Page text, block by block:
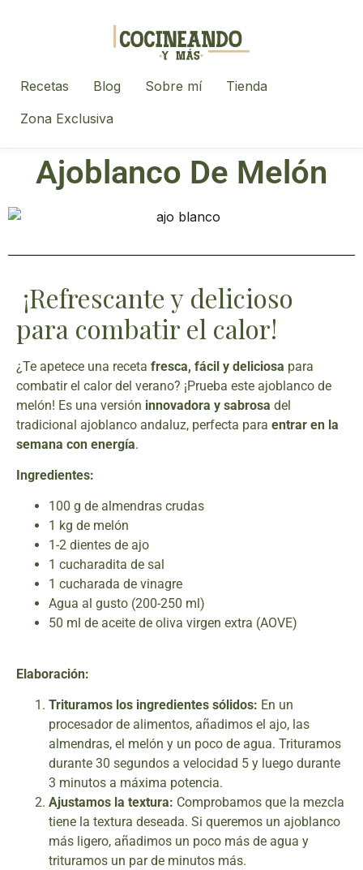
Recetas Blog Sobre mí
Tienda
Zona Exclusiva
Ajoblanco De Melón
¡Refrescante y delicioso
para combatir el calor!
¿Te apetece una receta fresca, fácil y deliciosa para
combatir el calor del verano? ¡Prueba este ajoblanco de
melón! Es una versión innovadora y sabrosa del
tradicional ajoblanco andaluz, perfecta para entrar en la
semana con energía.
Ingredientes:
100 g de almendras crudas
1 kg de melón
1-2 dientes de ajo
1 cucharadita de sal
1 cucharada de vinagre
Agua al gusto (200-250 ml)
50 ml de aceite de oliva virgen extra (AOVE)
Elaboración:
Trituramos los ingredientes sólidos: En un
procesador de alimentos, añadimos el ajo, las
almendras, el melón y un poco de agua. Trituramos
durante 30 segundos a velocidad 5 y luego durante
3 minutos a máxima potencia.
Ajustamos la textura: Comprobamos que la mezcla
tiene la textura deseada. Si queremos un ajoblanco
más ligero, añadimos un poco más de agua y
trituramos un par de minutos más.